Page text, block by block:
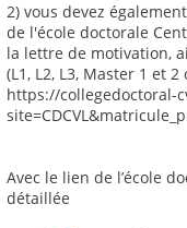
2) vous devez
de l'école doctorale
la lettre de motivation,
(L1, L2, L3, Master 1 et
https://collegedoctoral-
Avec le lien de l’école
détaillée